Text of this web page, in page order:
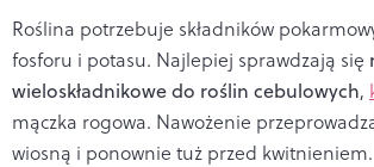
Roślina potrzebuje składników
fosforu i potasu. Najlepiej sprawdzają się
wieloskładnikowe do roślin cebulowych,
mączka rogowa. Nawożenie
wiosną i ponownie tuż przed kwitnieniem.